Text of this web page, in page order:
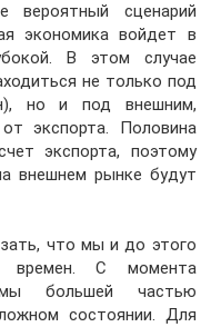
вероятный сценарий
экономика войдет в
В этом случае
не только под
но и под внешним,
экспорта. Половина
экспорта, поэтому
внешнем рынке будут
что мы и до этого
времен. С момента
мы большей частью
состоянии. Для